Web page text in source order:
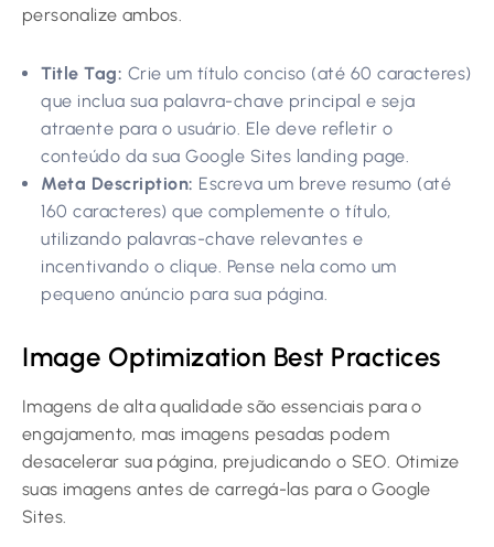
personalize ambos.
Title Tag: Crie um título conciso (até 60 caracteres)
que inclua sua palavra-chave principal e seja
atraente para o usuário. Ele deve refletir o
conteúdo da sua Google Sites landing page.
Meta Description: Escreva um breve resumo (até
160 caracteres) que complemente o título,
utilizando palavras-chave relevantes e
incentivando o clique. Pense nela como um
pequeno anúncio para sua página.
Image Optimization Best Practices
Imagens de alta qualidade são essenciais para o
engajamento, mas imagens pesadas podem
desacelerar sua página, prejudicando o SEO. Otimize
suas imagens antes de carregá-las para o Google
Sites.